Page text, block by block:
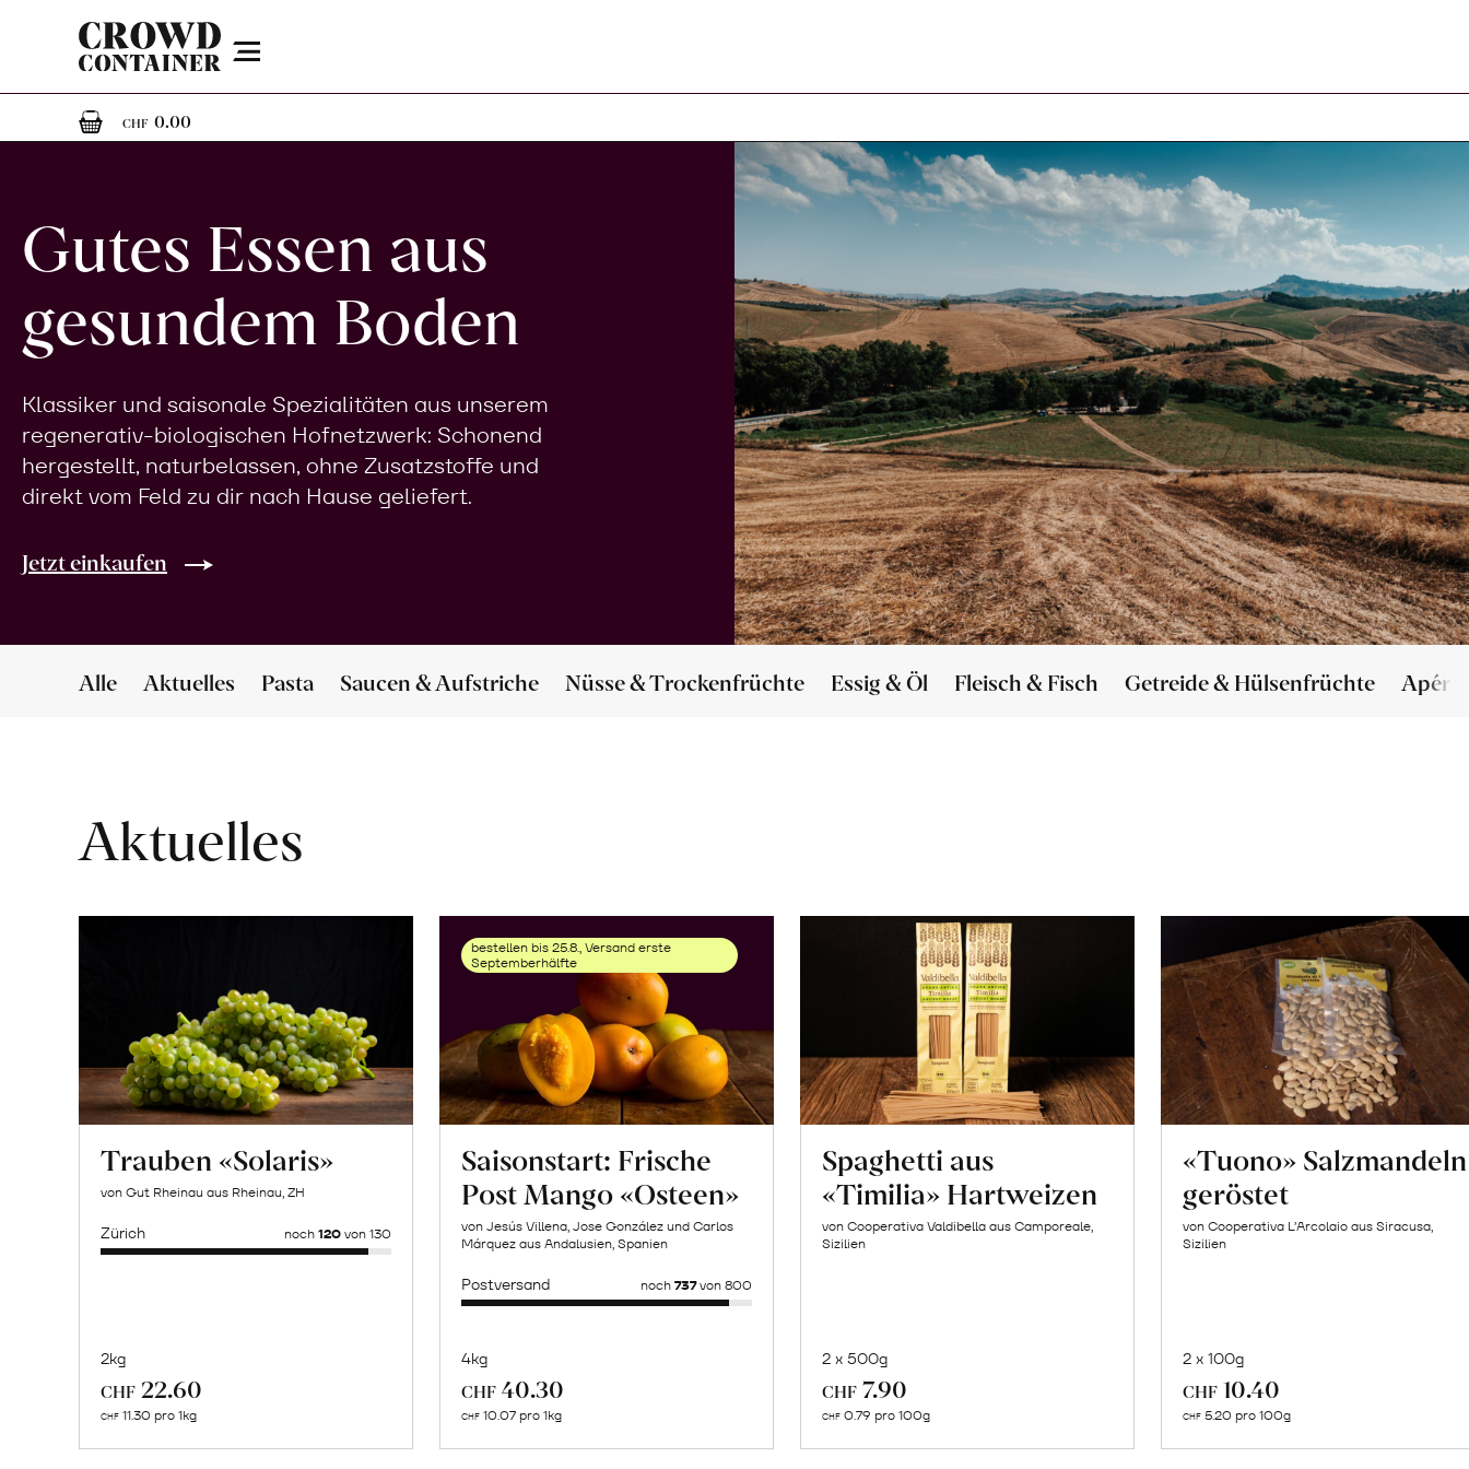
Menu
CHF 0.000 Artikel im Warenkorb
Gutes Essen aus
gesundem Boden
Klassiker und saisonale Spezialitäten aus unserem
regenerativ-biologischen Hofnetzwerk: Schonend
hergestellt, naturbelassen, ohne Zusatzstoffe und
direkt vom Feld zu dir nach Hause geliefert.
Jetzt einkaufen
Alle Aktuelles Pasta Saucen & Aufstriche Nüsse & Trockenfrüchte Essig & Öl Fleisch & Fisch Getreide & Hülsenfrüchte Apéro
Aktuelles
Trauben «Solaris»
von Gut Rheinau aus Rheinau, ZH
Zürich noch 120von 130
2kg
CHF 22.60
CHF 11.30 pro 1kg
Francisco
bestellen bis 25.8., Versand erste
Septemberhälfte
Saisonstart: Frische
Post Mango «Osteen»
von Jesús Villena, Jose González und Carlos
Márquez aus Andalusien, Spanien
Postversand noch 737von 800
4kg
CHF 40.30
CHF 10.07 pro 1kg
Naturbelassene
Spaghetti aus
«Timilia» Hartweizen
von Cooperativa Valdibella aus Camporeale,
Sizilien
2 x 500g
CHF 7.90
CHF 0.79 pro 100g
«Tuono» Salzmandeln
geröstet
von Cooperativa L’Arcolaio aus Siracusa,
Sizilien
2 x 100g
CHF 10.40
CHF 5.20 pro 100g